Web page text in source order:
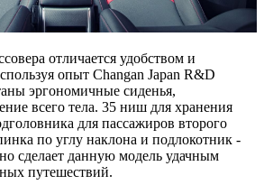
отличается удобством и
опыт Changan Japan R&D
эргономичные сиденья,
всего тела. 35 ниш для хранения
для пассажиров второго
по углу наклона и подлокотник -
сделает данную модель удачным
путешествий.